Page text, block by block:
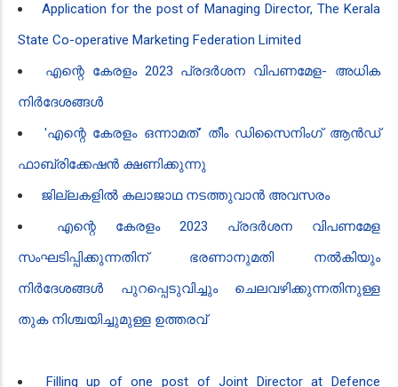
Application for the post of Managing Director, The Kerala
State Co-operative Marketing Federation Limited
എന്റെ കേരളം 2023 പ്രദർശന വിപണമേള- അധിക
നിർദേശങ്ങൾ
'എന്റെ കേരളം ഒന്നാമത്' തീം ഡിസൈനിംഗ് ആൻഡ്
ഫാബ്രിക്കേഷൻ ക്ഷണിക്കുന്നു
ജില്ലകളിൽ കലാജാഥ നടത്തുവാൻ‍ അവസരം
എന്റെ കേരളം 2023 പ്രദർശന വിപണമേള
സംഘടിപ്പിക്കുന്നതിന് ഭരണാനുമതി നൽകിയും
നിർദേശങ്ങൾ പുറപ്പെടുവിച്ചും ചെലവഴിക്കുന്നതിനുള്ള
തുക നിശ്ചയിച്ചുമുള്ള ഉത്തരവ്
Filling up of one post of Joint Director at Defence